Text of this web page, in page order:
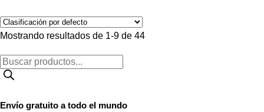
Mostrando resultados de 1-9 de 44
Envío gratuito a todo el mundo